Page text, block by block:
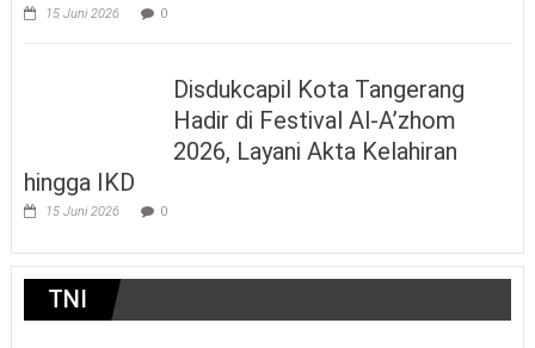
15 Juni 2026 0
Disdukcapil Kota Tangerang
Hadir di Festival Al-A’zhom
2026, Layani Akta Kelahiran
hingga IKD
15 Juni 2026 0
TNI